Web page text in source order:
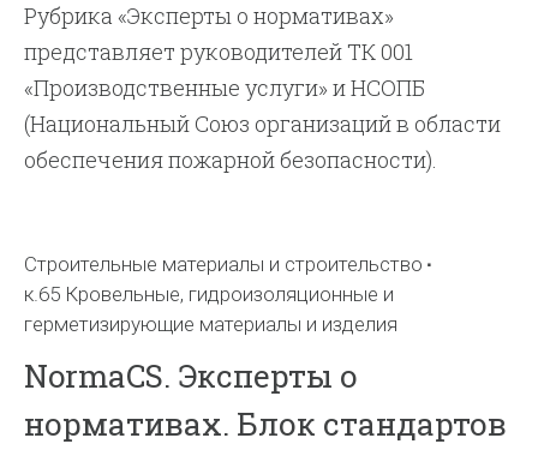
Рубрика «Эксперты о нормативах»
представляет руководителей ТК 001
«Производственные услуги» и НСОПБ
(Национальный Союз организаций в области
обеспечения пожарной безопасности).
Строительные материалы и строительство
к.65 Кровельные, гидроизоляционные и
герметизирующие материалы и изделия
NormaCS. Эксперты о
нормативах. Блок стандартов